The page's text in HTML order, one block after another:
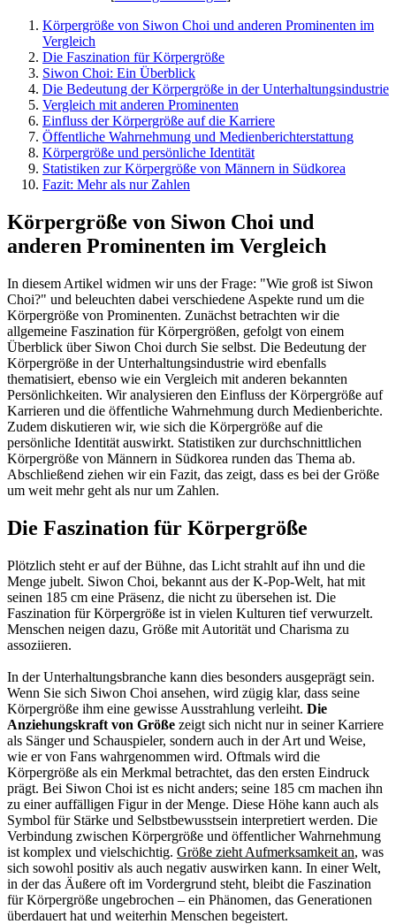
Körpergröße von Siwon Choi und anderen Prominenten im
Vergleich
Die Faszination für Körpergröße
Siwon Choi: Ein Überblick
Die Bedeutung der Körpergröße in der Unterhaltungsindustrie
Vergleich mit anderen Prominenten
Einfluss der Körpergröße auf die Karriere
Öffentliche Wahrnehmung und Medienberichterstattung
Körpergröße und persönliche Identität
Statistiken zur Körpergröße von Männern in Südkorea
Fazit: Mehr als nur Zahlen
Körpergröße von Siwon Choi und
anderen Prominenten im Vergleich
In diesem Artikel widmen wir uns der Frage: "Wie groß ist Siwon
Choi?" und beleuchten dabei verschiedene Aspekte rund um die
Körpergröße von Prominenten. Zunächst betrachten wir die
allgemeine Faszination für Körpergrößen, gefolgt von einem
Überblick über Siwon Choi durch Sie selbst. Die Bedeutung der
Körpergröße in der Unterhaltungsindustrie wird ebenfalls
thematisiert, ebenso wie ein Vergleich mit anderen bekannten
Persönlichkeiten. Wir analysieren den Einfluss der Körpergröße auf
Karrieren und die öffentliche Wahrnehmung durch Medienberichte.
Zudem diskutieren wir, wie sich die Körpergröße auf die
persönliche Identität auswirkt. Statistiken zur durchschnittlichen
Körpergröße von Männern in Südkorea runden das Thema ab.
Abschließend ziehen wir ein Fazit, das zeigt, dass es bei der Größe
um weit mehr geht als nur um Zahlen.
Die Faszination für Körpergröße
Plötzlich steht er auf der Bühne, das Licht strahlt auf ihn und die
Menge jubelt. Siwon Choi, bekannt aus der K-Pop-Welt, hat mit
seinen 185 cm eine Präsenz, die nicht zu übersehen ist. Die
Faszination für Körpergröße ist in vielen Kulturen tief verwurzelt.
Menschen neigen dazu, Größe mit Autorität und Charisma zu
assoziieren.
In der Unterhaltungsbranche kann dies besonders ausgeprägt sein.
Wenn Sie sich Siwon Choi ansehen, wird zügig klar, dass seine
Körpergröße ihm eine gewisse Ausstrahlung verleiht. Die
Anziehungskraft von Größe zeigt sich nicht nur in seiner Karriere
als Sänger und Schauspieler, sondern auch in der Art und Weise,
wie er von Fans wahrgenommen wird. Oftmals wird die
Körpergröße als ein Merkmal betrachtet, das den ersten Eindruck
prägt. Bei Siwon Choi ist es nicht anders; seine 185 cm machen ihn
zu einer auffälligen Figur in der Menge. Diese Höhe kann auch als
Symbol für Stärke und Selbstbewusstsein interpretiert werden. Die
Verbindung zwischen Körpergröße und öffentlicher Wahrnehmung
ist komplex und vielschichtig. Größe zieht Aufmerksamkeit an, was
sich sowohl positiv als auch negativ auswirken kann. In einer Welt,
in der das Äußere oft im Vordergrund steht, bleibt die Faszination
für Körpergröße ungebrochen – ein Phänomen, das Generationen
überdauert hat und weiterhin Menschen begeistert.